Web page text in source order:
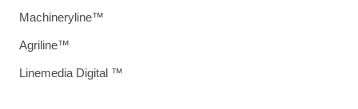
Machineryline™
Agriline™
Linemedia Digital ™